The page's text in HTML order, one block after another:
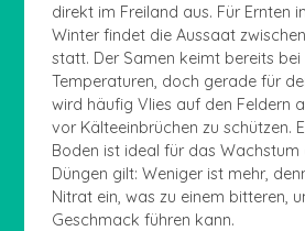
direkt im Freiland aus. Für Ernten
Winter findet die Aussaat
statt. Der Samen keimt bereits bei
Temperaturen, doch gerade für
wird häufig Vlies auf den Feldern
vor Kälteeinbrüchen zu schützen.
Boden ist ideal für das Wachstum
Düngen gilt: Weniger ist mehr,
Nitrat ein, was zu einem bitteren,
Geschmack führen kann.